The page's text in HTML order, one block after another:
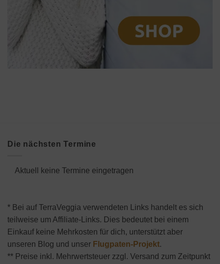
Die nächsten Termine
Aktuell keine Termine eingetragen
* Bei auf TerraVeggia verwendeten Links handelt es sich
teilweise um Affiliate-Links. Dies bedeutet bei einem
Einkauf keine Mehrkosten für dich, unterstützt aber
unseren Blog und unser Flugpaten-Projekt.
** Preise inkl. Mehrwertsteuer zzgl. Versand zum Zeitpunkt